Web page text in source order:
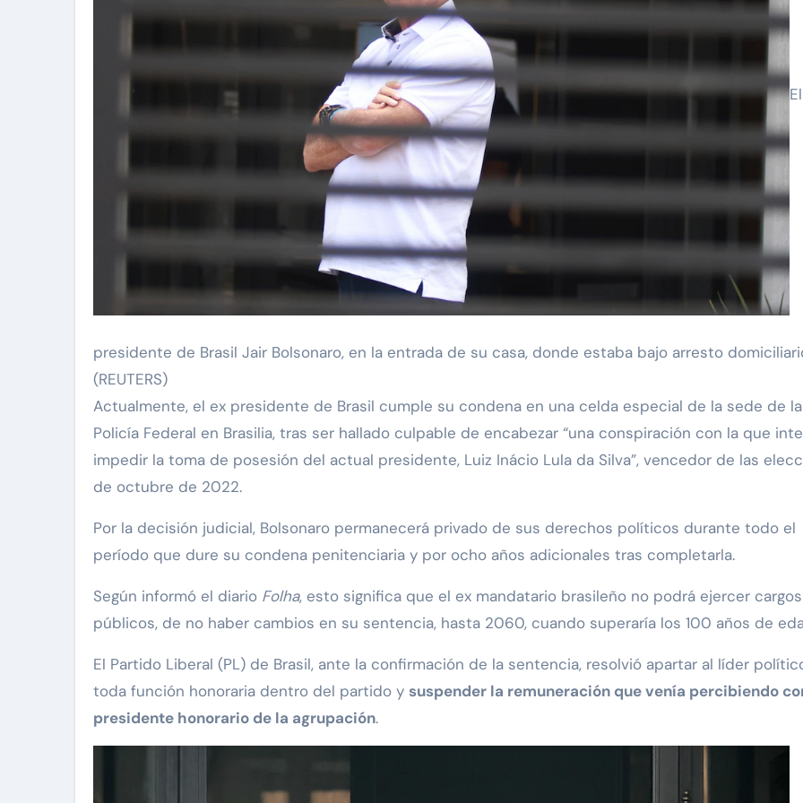
presidente de Brasil Jair Bolsonaro, en la entrada de su casa, donde estaba bajo arresto
(REUTERS)
Actualmente, el ex presidente de Brasil cumple su condena en una celda especial de la sede de la
Policía Federal en Brasilia, tras ser hallado culpable de encabezar “una conspiración con la que
impedir la toma de posesión del actual presidente, Luiz Inácio Lula da Silva”, vencedor de las
de octubre de 2022.
Por la decisión judicial, Bolsonaro permanecerá privado de sus derechos políticos durante todo el
período que dure su condena penitenciaria y por ocho años adicionales tras completarla.
Según informó el diario Folha, esto significa que el ex mandatario brasileño no podrá ejercer cargos
públicos, de no haber cambios en su sentencia, hasta 2060, cuando superaría los 100 años de
El Partido Liberal (PL) de Brasil, ante la confirmación de la sentencia, resolvió apartar al líder
toda función honoraria dentro del partido y suspender la remuneración que venía percibiendo
presidente honorario de la agrupación.